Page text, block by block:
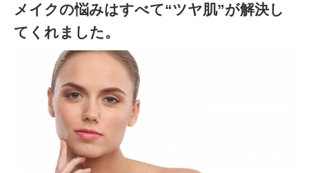
メイクの悩みはすべて“ツヤ肌”が解決し
てくれました。